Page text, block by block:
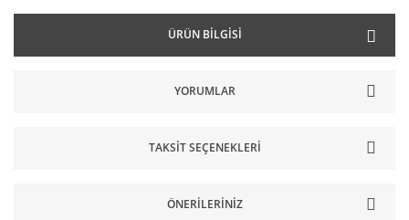
ÜRÜN BILGISI
YORUMLAR
TAKSIT SEÇENEKLERI
ÖNERILERINIZ